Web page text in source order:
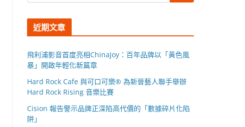
近期文章
飛利浦影音首度亮相ChinaJoy：百年品牌以「黃色風
暴」開啟年輕化新篇章
Hard Rock Cafe 與可口可樂® 為新晉藝人聯手舉辦
Hard Rock Rising 音樂比賽
Cision 報告警示品牌正深陷高代價的「數據碎片化陷
阱」